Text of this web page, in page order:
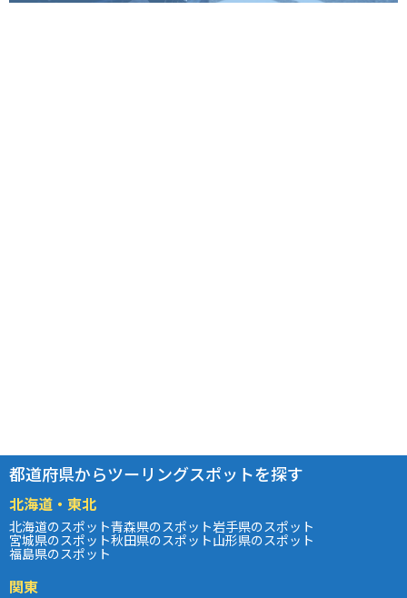
都道府県からツーリングスポットを探す
北海道・東北
北海道のスポット青森県のスポット岩手県のスポット
宮城県のスポット秋田県のスポット山形県のスポット
福島県のスポット
関東